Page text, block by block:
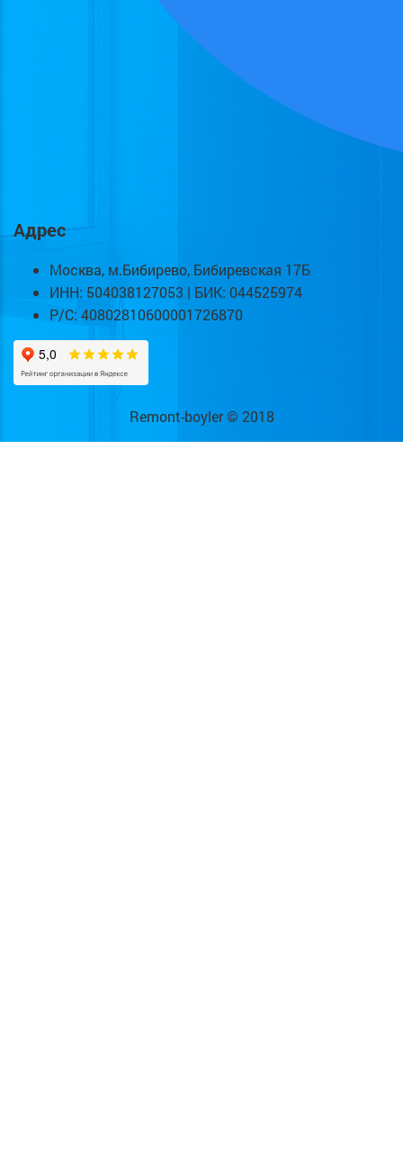
Адрес
Москва, м.Бибирево, Бибиревская 17Б
ИНН: 504038127053 | БИК: 044525974
Р/С: 40802810600001726870
Remont-boyler © 2018